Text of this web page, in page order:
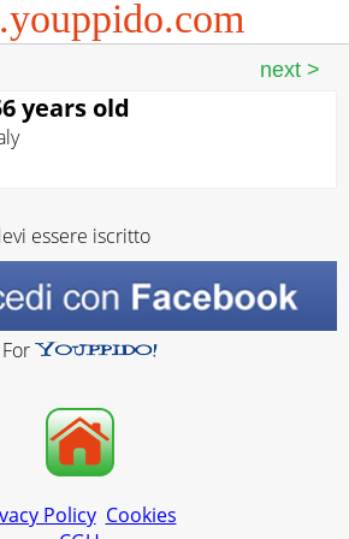
years old
essere iscritto
For
Policy Cookies